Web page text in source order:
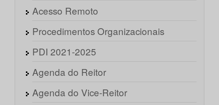
Acesso Remoto
Procedimentos Organizacionais
PDI 2021-2025
Agenda do Reitor
Agenda do Vice-Reitor